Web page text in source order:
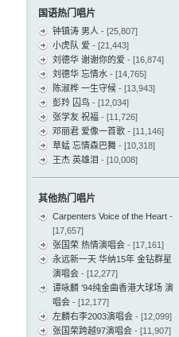
国语热门唱片
钟镇涛 男人 - [25,807]
小虎队 爱 - [21,443]
刘德华 谢谢你的爱 - [16,874]
刘德华 忘情水 - [14,765]
陈淑桦 一生守候 - [13,943]
彭羚 囚鸟 - [12,034]
张学友 祝福 - [11,726]
邓丽君 爱像一首歌 - [11,146]
草蜢 忘情森巴舞 - [10,318]
王杰 英雄泪 - [10,008]
其他热门唱片
Carpenters Voice of the Heart -
[17,657]
张国荣 热情演唱会 - [17,161]
永远新一天 华纳15年 金钻群星
演唱会 - [12,277]
谭咏麟 ’94纯金曲香港大球场 演
唱会 - [12,177]
左麟右李2003演唱会 - [12,099]
张国荣跨越97演唱会 - [11,907]